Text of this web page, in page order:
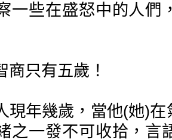
一些在盛怒中的人們
商只有五歲！
現年幾歲，當他(她)
之一發不可收拾，言